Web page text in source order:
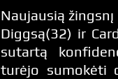
Naujausią žingsnį
Diggsą(32) ir
sutartą
turėjo sumokėti